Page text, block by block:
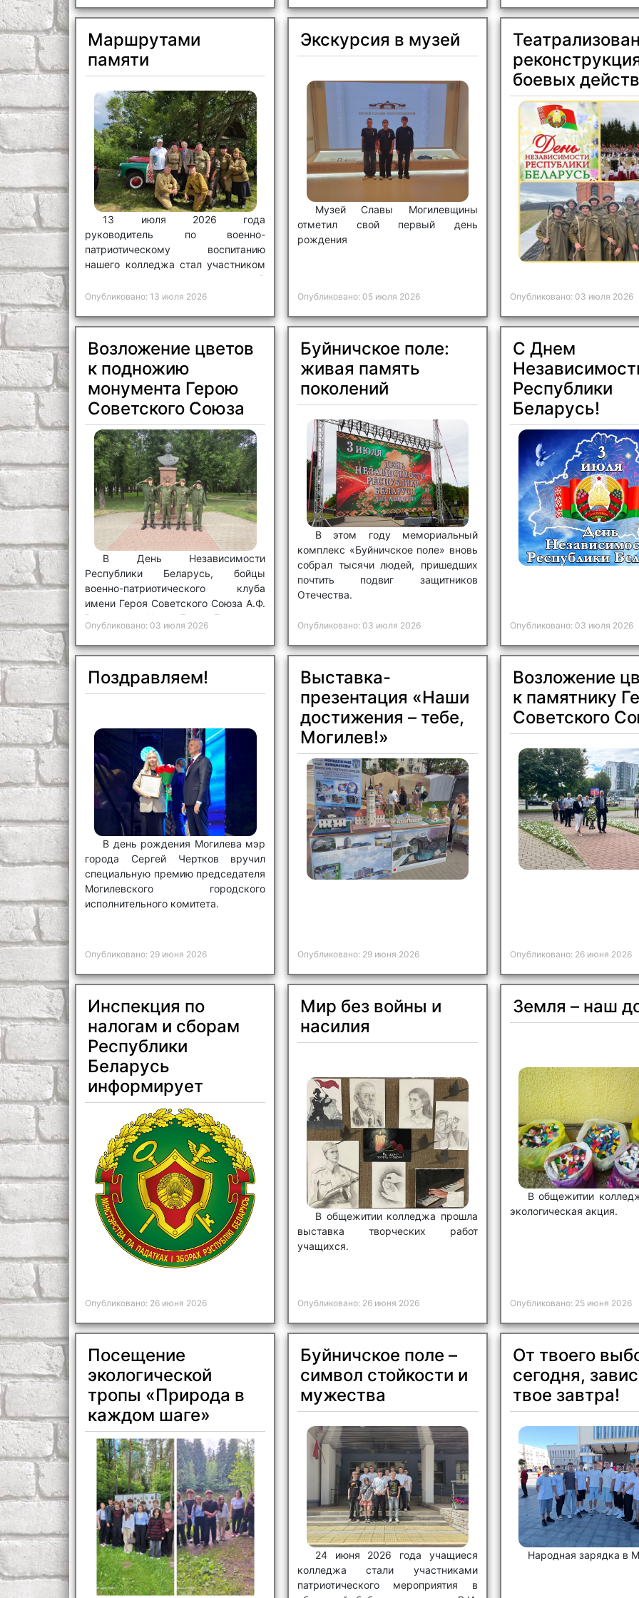
Маршрутами
памяти
13 июля 2026 года
руководитель по военно-
патриотическому воспитанию
нашего колледжа стал участником
патриотического мероприятия «В
поисках исторической правды».
Опубликовано: 13 июля 2026
Экскурсия в музей
Музей Славы Могилевщины
отметил свой первый день
рождения
Опубликовано: 05 июля 2026
боевых
Опубликовано: 03 июля 2026
Возложение цветов
к подножию
монумента Герою
Советского Союза
В День Независимости
Республики Беларусь, бойцы
военно-патриотического клуба
имени Героя Советского Союза А.Ф.
Везирова «Честь.Долг. Единство»
не остались в стороне.
Опубликовано: 03 июля 2026
Буйничское поле:
живая память
поколений
В этом году мемориальный
комплекс «Буйничское поле» вновь
собрал тысячи людей, пришедших
почтить подвиг защитников
Отечества.
Опубликовано: 03 июля 2026
С Днем
Республики
Беларусь!
Опубликовано: 03 июля 2026
Поздравляем!
В день рождения Могилева мэр
города Сергей Чертков вручил
специальную премию председателя
Могилевского городского
исполнительного комитета.
Опубликовано: 29 июня 2026
Выставка-
презентация «Наши
достижения – тебе,
Могилев!»
Опубликовано: 29 июня 2026
Возложение
к памятнику
Советского
Опубликовано: 26 июня 2026
Инспекция по
налогам и сборам
Республики
Беларусь
информирует
Опубликовано: 26 июня 2026
Мир без войны и
насилия
В общежитии колледжа прошла
выставка творческих работ
учащихся.
Опубликовано: 26 июня 2026
Земля – наш
В общежитии
экологическая акция.
Опубликовано: 25 июня 2026
Посещение
экологической
тропы «Природа в
каждом шаге»
Буйничское поле –
символ стойкости и
мужества
24 июня 2026 года учащиеся
колледжа стали участниками
патриотического мероприятия в
От твоего
сегодня,
твое завтра!
Народная зарядка в
Отправить X